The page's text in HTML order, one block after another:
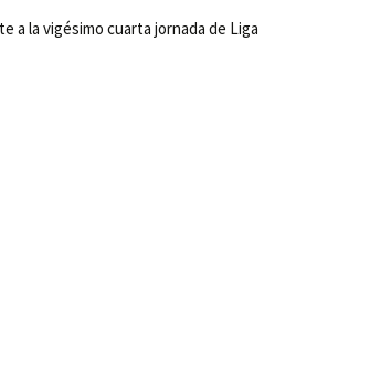
a la vigésimo cuarta jornada de Liga